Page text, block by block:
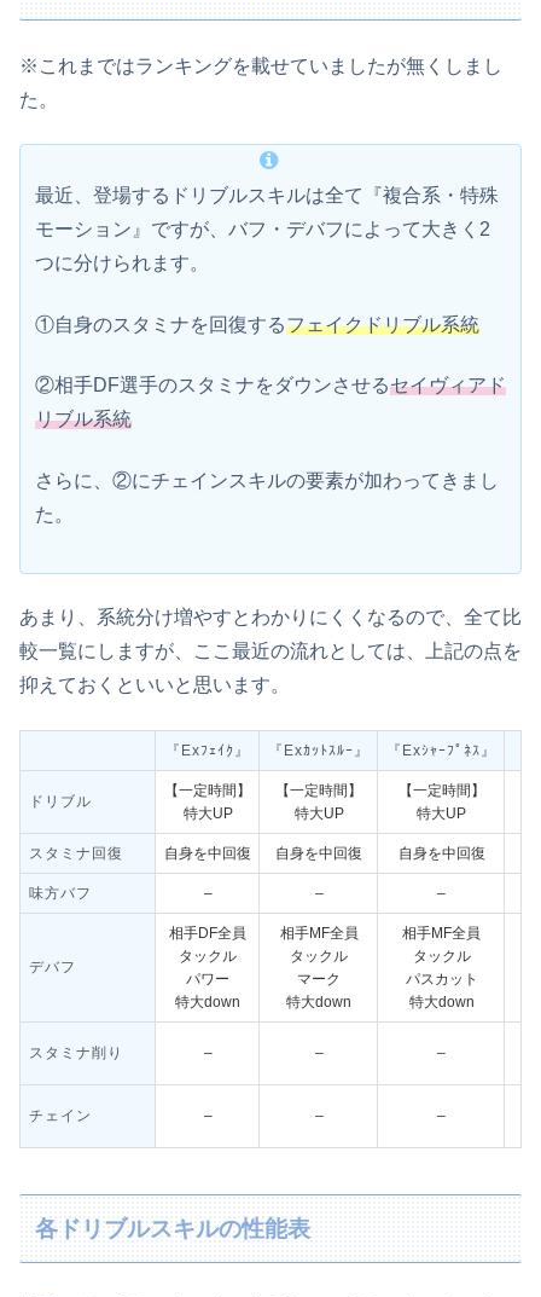
※これまではランキングを載せていましたが無くしまし
た。
最近、登場するドリブルスキルは全て『複合系・特殊
モーション』ですが、バフ・デバフによって大きく2
つに分けられます。
①自身のスタミナを回復するフェイクドリブル系統
②相手DF選手のスタミナをダウンさせるセイヴィアド
リブル系統
さらに、②にチェインスキルの要素が加わってきまし
た。
あまり、系統分け増やすとわかりにくくなるので、全て比
較一覧にしますが、ここ最近の流れとしては、上記の点を
抑えておくといいと思います。
『Exﾌｪｲｸ』 『Exｶｯﾄｽﾙｰ』 『Exｼｬｰﾌﾟﾈｽ』
ドリブル
【一定時間】
特大UP
【一定時間】
特大UP
【一定時間】
特大UP
スタミナ回復 自身を中回復 自身を中回復 自身を中回復
味方バフ – – –
デバフ
相手DF全員
タックル
パワー
特大down
相手MF全員
タックル
マーク
特大down
相手MF全員
タックル
パスカット
特大down
スタミナ削り – – –
チェイン – – –
各ドリブルスキルの性能表